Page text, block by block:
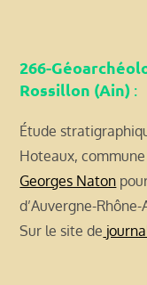
266-
Rossillon (Ain) :
Étude
Hoteaux,
Georges Naton
d’Auvergne-Rhône-
Sur le site de